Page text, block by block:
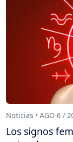
Noticias • AGO 6 /
Los signos